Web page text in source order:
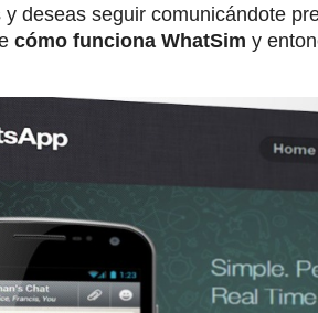
deseas seguir comunicándote
cómo funciona WhatSim y